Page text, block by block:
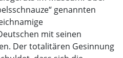
genannten
mit seinen
Der totalitären Gesinnung